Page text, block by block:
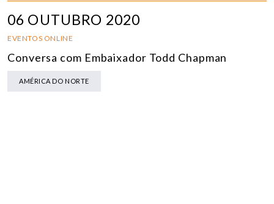
06 OUTUBRO 2020
EVENTOS ONLINE
Conversa com Embaixador Todd Chapman
AMÉRICA DO NORTE